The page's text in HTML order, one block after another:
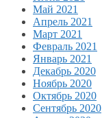
Май 2021
Апрель 2021
Март 2021
Февраль 2021
Январь 2021
Декабрь 2020
Ноябрь 2020
Октябрь 2020
Сентябрь 2020